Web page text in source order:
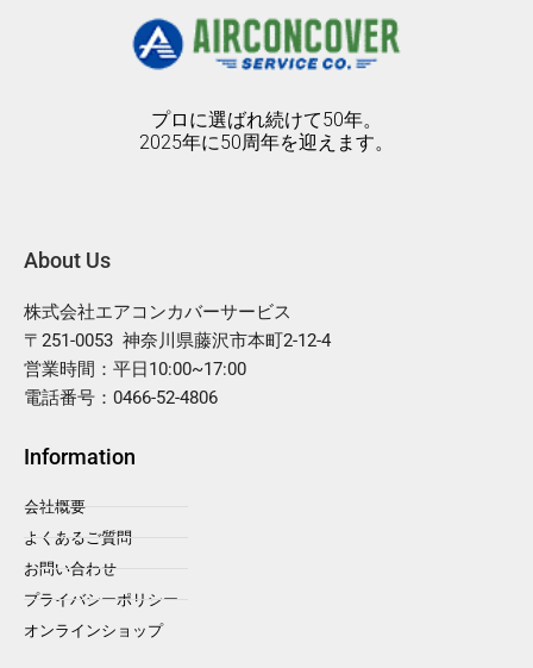
o
o
k
b
e
g
r
a
プロに選ばれ続けて50年。
2025年に50周年を迎えます。
About Us
株式会社エアコンカバーサービス
〒251-0053 神奈川県藤沢市本町2-12-4
営業時間：平日10:00~17:00
電話番号：0466-52-4806
Information
会社概要
よくあるご質問
お問い合わせ
プライバシーポリシー
オンラインショップ